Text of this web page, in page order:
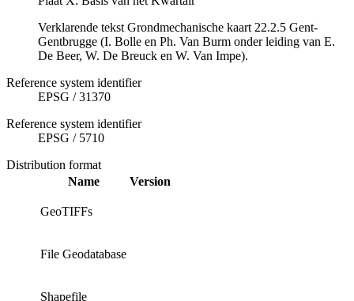
Verklarende tekst Grondmechanische kaart 22.2.5 Gent-
Gentbrugge (I. Bolle en Ph. Van Burm onder leiding van E.
De Beer, W. De Breuck en W. Van Impe).
Reference system identifier
EPSG /31370
Reference system identifier
EPSG / 5710
Distribution format
Name
Version
GeoTIFFs
File Geodatabase
Shapefile